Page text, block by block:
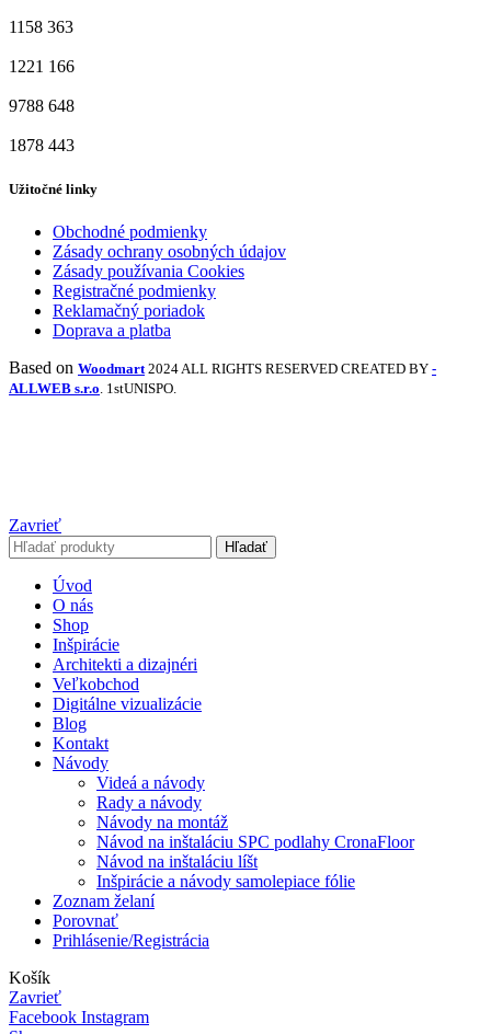
1158 363
1221 166
9788 648
1878 443
Užitočné linky
Obchodné podmienky
Zásady ochrany osobných údajov
Zásady používania Cookies
Registračné podmienky
Reklamačný poriadok
Doprava a platba
Based on Woodmart 2024 ALL RIGHTS RESERVED CREATED BY -
ALLWEB s.r.o . 1stUNISPO.
Zavrieť
Hľadať
Úvod
O nás
Shop
Inšpirácie
Architekti a dizajnéri
Veľkobchod
Digitálne vizualizácie
Blog
Kontakt
Návody
Videá a návody
Rady a návody
Návody na montáž
Návod na inštaláciu SPC podlahy CronaFloor
Návod na inštaláciu líšt
Inšpirácie a návody samolepiace fólie
Zoznam želaní
Porovnať
Prihlásenie/Registrácia
Košík
Zavrieť
Facebook Instagram